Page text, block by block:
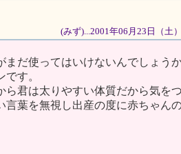
(みず)...2001年06月23日（土
だ使ってはいけないんでしょう
す。
君は太りやすい体質だから気を
葉を無視し出産の度に赤ちゃん